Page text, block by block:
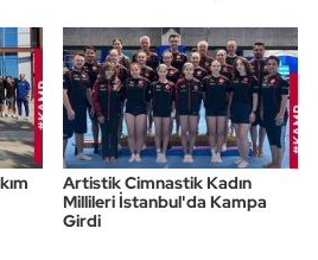
Artistik Cimnastik Kadın
Millileri İstanbul'da Kampa
Girdi